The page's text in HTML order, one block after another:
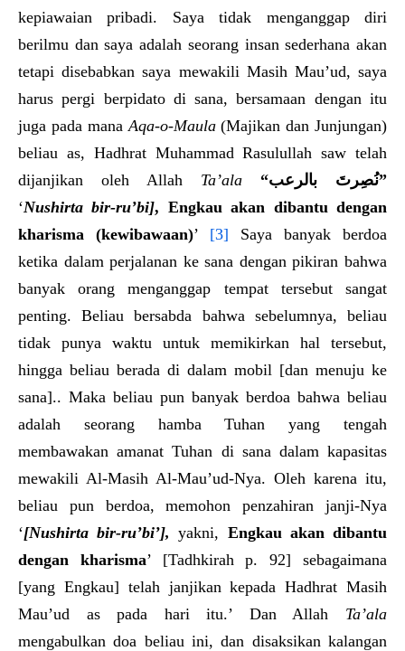
kepiawaian pribadi. Saya tidak menganggap diri
berilmu dan saya adalah seorang insan sederhana akan
tetapi disebabkan saya mewakili Masih Mau’ud, saya
harus pergi berpidato di sana, bersamaan dengan itu
juga pada manaAqa-o-Maula(Majikan dan Junjungan)
beliau as, Hadhrat Muhammad Rasulullah saw telah
dijanjikan oleh Allah Ta’ala
“نُصِرتَ بالرعب”
‘Nushirta bir-ru’bi], Engkau akan dibantu dengan
kharisma (kewibawaan)’ [3] Saya banyak berdoa
ketika dalam perjalanan ke sana dengan pikiran bahwa
banyak orang menganggap tempat tersebut sangat
penting. Beliau bersabda bahwa sebelumnya, beliau
tidak punya waktu untuk memikirkan hal tersebut,
hingga beliau berada di dalam mobil [dan menuju ke
sana].. Maka beliau pun banyak berdoa bahwa beliau
adalah seorang hamba Tuhan yang tengah
membawakan amanat Tuhan di sana dalam kapasitas
mewakili Al-Masih Al-Mau’ud-Nya. Oleh karena itu,
beliau pun berdoa, memohon penzahiran janji-Nya
‘[Nushirta bir-ru’bi’], yakni, Engkau akan dibantu
dengan kharisma’ [Tadhkirah p. 92] sebagaimana
[yang Engkau] telah janjikan kepada Hadhrat Masih
Mau’ud as pada hari itu.’ Dan Allah Ta’ala
mengabulkan doa beliau ini, dan disaksikan kalangan